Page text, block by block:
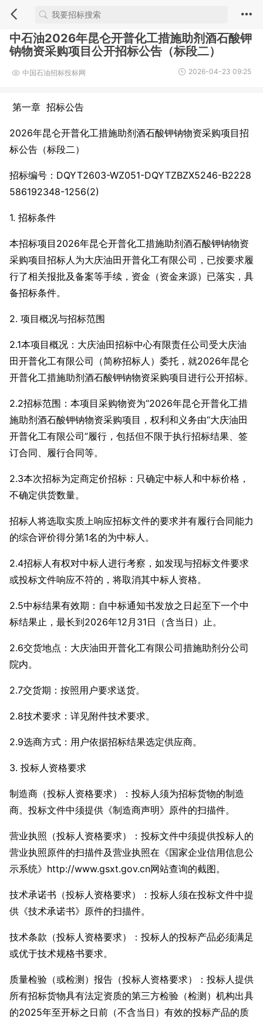
中石油2026年昆仑开普化工措施助剂酒石酸钾
钠物资采购项目公开招标公告（标段二）
中国石油招标投标网 2026-04-23 09:25
第一章 招标公告
2026年昆仑开普化工措施助剂酒石酸钾钠物资采购项目招
标公告（标段二）
招标编号：DQYT2603-WZ051-DQYTZBZX5246-B2228
586192348-1256(2)
1. 招标条件
本招标项目2026年昆仑开普化工措施助剂酒石酸钾钠物资
采购项目招标人为大庆油田开普化工有限公司，已按要求履
行了相关报批及备案等手续，资金（资金来源）已落实，具
备招标条件。
2. 项目概况与招标范围
2.1本项目概况：大庆油田招标中心有限责任公司受大庆油
田开普化工有限公司（简称招标人）委托，就2026年昆仑
开普化工措施助剂酒石酸钾钠物资采购项目进行公开招标。
2.2招标范围：本项目采购物资为“2026年昆仑开普化工措
施助剂酒石酸钾钠物资采购项目，权利和义务由“大庆油田
开普化工有限公司”履行，包括但不限于执行招标结果、签
订合同、履行合同等。
2.3本次招标为定商定价招标：只确定中标人和中标价格，
不确定供货数量。
招标人将选取实质上响应招标文件的要求并有履行合同能力
的综合评价得分第1名的为中标人。
2.4招标人有权对中标人进行考察，如发现与招标文件要求
或投标文件响应不符的，将取消其中标人资格。
2.5中标结果有效期：自中标通知书发放之日起至下一个中
标结果止，最长到2026年12月31日（含当日）止。
2.6交货地点：大庆油田开普化工有限公司措施助剂分公司
院内。
2.7交货期：按照用户要求送货。
2.8技术要求：详见附件技术要求。
2.9选商方式：用户依据招标结果选定供应商。
3. 投标人资格要求
制造商（投标人资格要求）：投标人须为招标货物的制造
商。投标文件中须提供《制造商声明》原件的扫描件。
营业执照（投标人资格要求）：投标文件中须提供投标人的
营业执照原件的扫描件及营业执照在《国家企业信用信息公
示系统》http://www.gsxt.gov.cn网站查询的截图。
技术承诺书（投标人资格要求）：投标人须在投标文件中提
供《技术承诺书》原件的扫描件。
技术条款（投标人资格要求）：投标人的投标产品必须满足
或优于技术规格书要求。
质量检验（或检测）报告（投标人资格要求）：投标人提供
所有招标货物具有法定资质的第三方检验（检测）机构出具
的2025年至开标之日前（不含当日）有效的投标产品的质